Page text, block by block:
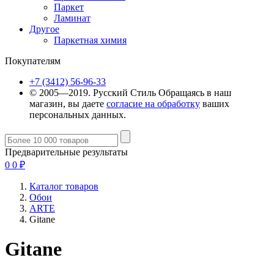
Паркет
Ламинат
Другое
Паркетная химия
Покупателям
+7 (3412) 56-96-33
© 2005—2019. Русский Стиль Обращаясь в наш
магазин, вы даете согласие на обработку ваших
персональных данных.
Предварительные результаты
0 0 ₽
Каталог товаров
Обои
ARTE
Gitane
Gitane